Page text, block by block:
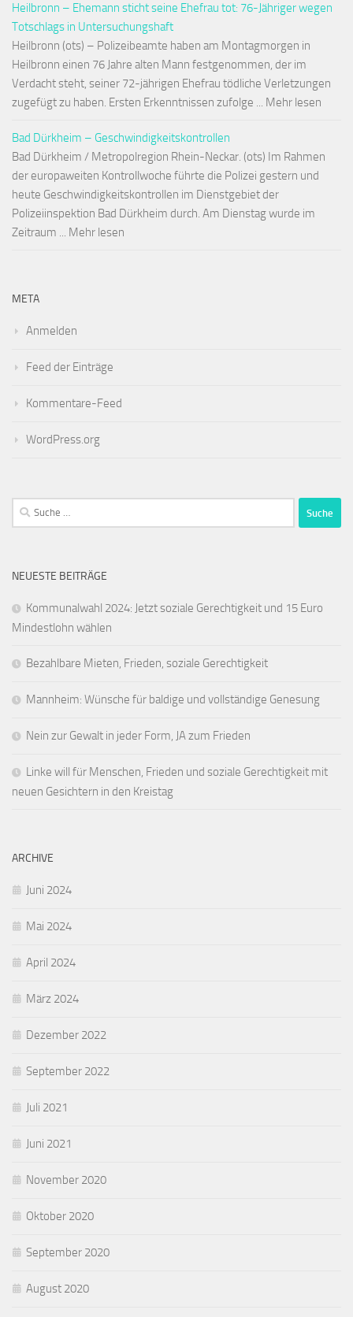
Heilbronn – Ehemann sticht seine Ehefrau tot: 76-Jähriger wegen
Totschlags in Untersuchungshaft
Heilbronn (ots) – Polizeibeamte haben am Montagmorgen in
Heilbronn einen 76 Jahre alten Mann festgenommen, der im
Verdacht steht, seiner 72-jährigen Ehefrau tödliche Verletzungen
zugefügt zu haben. Ersten Erkenntnissen zufolge ... Mehr lesen
Bad Dürkheim – Geschwindigkeitskontrollen
Bad Dürkheim / Metropolregion Rhein-Neckar. (ots) Im Rahmen
der europaweiten Kontrollwoche führte die Polizei gestern und
heute Geschwindigkeitskontrollen im Dienstgebiet der
Polizeiinspektion Bad Dürkheim durch. Am Dienstag wurde im
Zeitraum ... Mehr lesen
META
Anmelden
Feed der Einträge
Kommentare-Feed
WordPress.org
Suche
nach:
NEUESTE BEITRÄGE
Kommunalwahl 2024: Jetzt soziale Gerechtigkeit und 15 Euro
Mindestlohn wählen
Bezahlbare Mieten, Frieden, soziale Gerechtigkeit
Mannheim: Wünsche für baldige und vollständige Genesung
Nein zur Gewalt in jeder Form, JA zum Frieden
Linke will für Menschen, Frieden und soziale Gerechtigkeit mit
neuen Gesichtern in den Kreistag
ARCHIVE
Juni 2024
Mai 2024
April 2024
März 2024
Dezember 2022
September 2022
Juli 2021
Juni 2021
November 2020
Oktober 2020
September 2020
August 2020